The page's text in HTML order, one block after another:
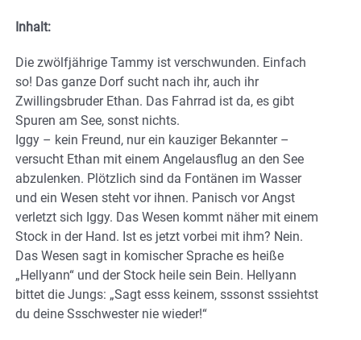
Inhalt:
Die zwölfjährige Tammy ist verschwunden. Einfach
so! Das ganze Dorf sucht nach ihr, auch ihr
Zwillingsbruder Ethan. Das Fahrrad ist da, es gibt
Spuren am See, sonst nichts.
Iggy – kein Freund, nur ein kauziger Bekannter –
versucht Ethan mit einem Angelausflug an den See
abzulenken. Plötzlich sind da Fontänen im Wasser
und ein Wesen steht vor ihnen. Panisch vor Angst
verletzt sich Iggy. Das Wesen kommt näher mit einem
Stock in der Hand. Ist es jetzt vorbei mit ihm? Nein.
Das Wesen sagt in komischer Sprache es heiße
„Hellyann“ und der Stock heile sein Bein. Hellyann
bittet die Jungs: „Sagt esss keinem, sssonst sssiehtst
du deine Ssschwester nie wieder!“